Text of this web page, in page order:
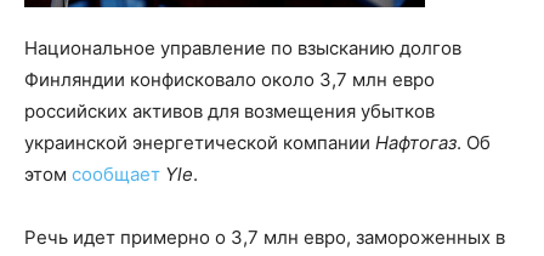
Национальное управление по взысканию долгов
Финляндии конфисковало около 3,7 млн евро
российских активов для возмещения убытков
украинской энергетической компании Нафтогаз. Об
этом сообщает Yle.
Речь идет примерно о 3,7 млн евро, замороженных в